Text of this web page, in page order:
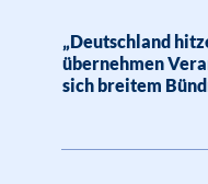
„Deutschland
übernehmen
sich breitem